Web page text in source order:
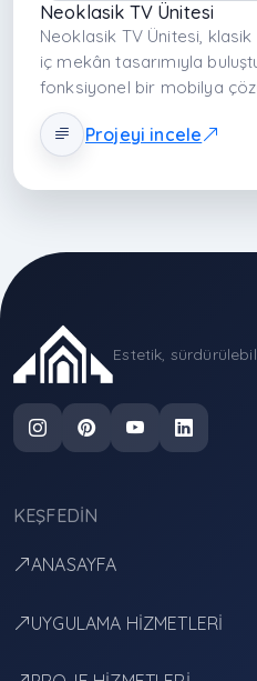
Neoklasik TV Ünitesi
Neoklasik TV Ünitesi,
iç mekân tasarımıyla
fonksiyonel bir mobilya
ve rafine detaylarla salonun
güçlendirir. Nötr tonlar,
entegre depolama alanları
Projeyi incele
Estetik,
KEŞFEDIN
ANASAYFA
UYGULAMA HİZMETLERİ